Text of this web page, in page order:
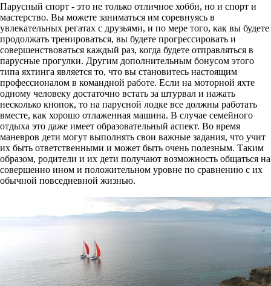
Парусный спорт - это не только отличное хобби, но и спорт и
мастерство. Вы можете заниматься им соревнуясь в
увлекательных регатах с друзьями, и по мере того, как вы будете
продолжать тренироваться, вы будете прогрессировать и
совершенствоваться каждый раз, когда будете отправляться в
парусные прогулки. Другим дополнительным бонусом этого
типа яхтинга является то, что вы становитесь настоящим
профессионалом в командной работе. Если на моторной яхте
одному человеку достаточно встать за штурвал и нажать
несколько кнопок, то на парусной лодке все должны работать
вместе, как хорошо отлаженная машина. В случае семейного
отдыха это даже имеет образовательный аспект. Во время
маневров дети могут выполнять свои важные задания, что учит
их быть ответственными и может быть очень полезным. Таким
образом, родители и их дети получают возможность общаться на
совершенно ином и положительном уровне по сравнению с их
обычной повседневной жизнью.